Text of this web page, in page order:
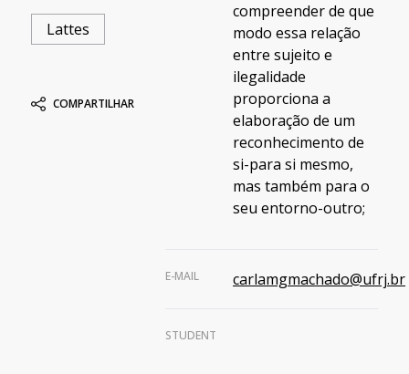
Lattes
COMPARTILHAR
compreender de que
modo essa relação
entre sujeito e
ilegalidade
proporciona a
elaboração de um
reconhecimento de
si-para si mesmo,
mas também para o
seu entorno-outro;
E-MAIL carlamgmachado@ufrj.br
STUDENT